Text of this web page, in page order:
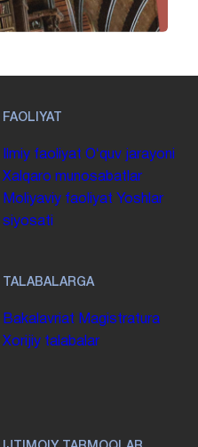
FAOLIYAT
Ilmiy faoliyat Oʻquv jarayoni
Xalqaro munosabatlar
Moliyaviy faoliyat Yoshlar
siyosati
TALABALARGA
Bakalavriat Magistratura
Xorijiy talabalar